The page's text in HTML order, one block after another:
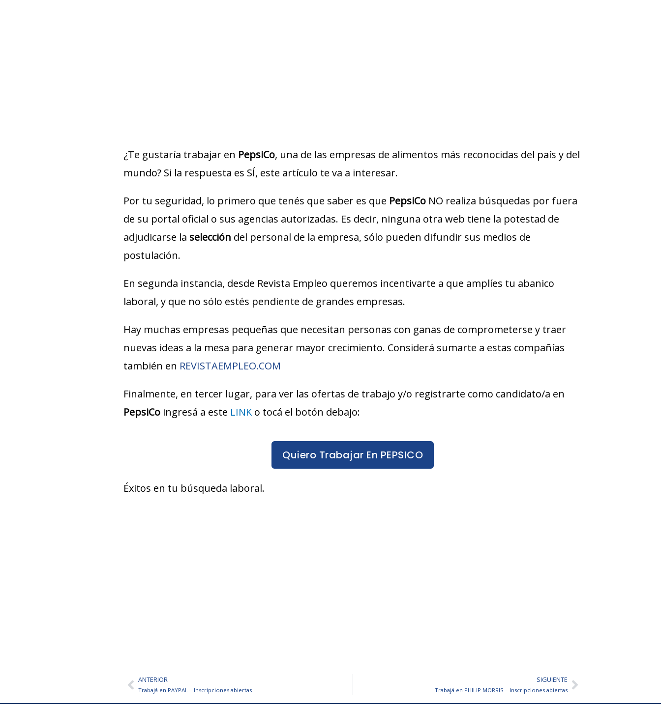
¿Te gustaría trabajar en PepsiCo, una de las empresas de alimentos más reconocidas del país y del
mundo? Si la respuesta es SÍ, este artículo te va a interesar.
Por tu seguridad, lo primero que tenés que saber es que PepsiCoNO realiza búsquedas por fuera
de su portal oficial o sus agencias autorizadas. Es decir, ninguna otra web tiene la potestad de
adjudicarse la selección del personal de la empresa, sólo pueden difundir sus medios de
postulación.
En segunda instancia, desde Revista Empleo queremos incentivarte a que amplíes tu abanico
laboral, y que no sólo estés pendiente de grandes empresas.
Hay muchas empresas pequeñas que necesitan personas con ganas de comprometerse y traer
nuevas ideas a la mesa para generar mayor crecimiento. Considerá sumarte a estas compañías
también en REVISTAEMPLEO.COM
Finalmente, en tercer lugar, para ver las ofertas de trabajo y/o registrarte como candidato/a en
PepsiCoingresá a este LINKo tocá el botón debajo:
Quiero Trabajar En PEPSICO
Éxitos en tu búsqueda laboral.
AntANTERIOR
Trabajá en PAYPAL – Inscripciones abiertas
SIGUIENTE
Trabajá en PHILIP MORRIS – Inscripciones abiertasSiguiente